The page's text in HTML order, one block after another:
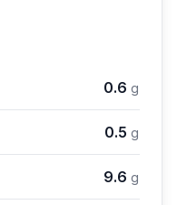
0.6 g
0.5 g
9.6 g